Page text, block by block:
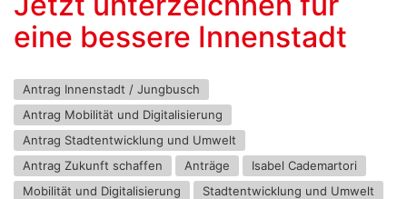
eine bessere Innenstadt
Antrag Innenstadt / Jungbusch
Antrag Mobilität und Digitalisierung
Antrag Stadtentwicklung und Umwelt
Antrag Zukunft schaffen
Anträge
Isabel Cademartori
Mobilität und Digitalisierung
Stadtentwicklung und Umwelt